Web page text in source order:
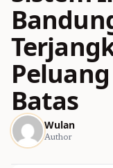
Batas
Wulan
Author